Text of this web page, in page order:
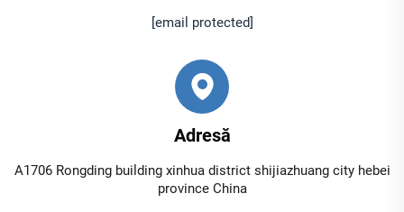
[email protected]
Adresă
A1706 Rongding building xinhua district shijiazhuang city hebei
province China